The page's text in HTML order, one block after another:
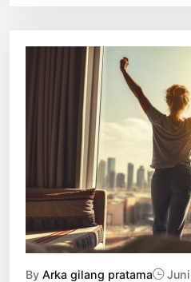
By Arka gilang pratama